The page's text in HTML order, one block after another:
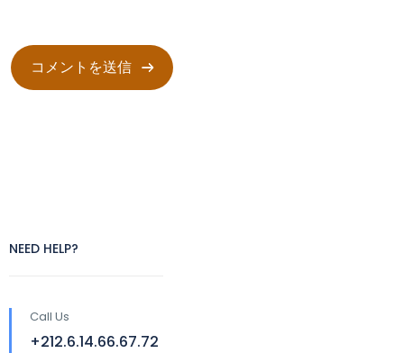
NEED HELP?
Call Us
+212.6.14.66.67.72